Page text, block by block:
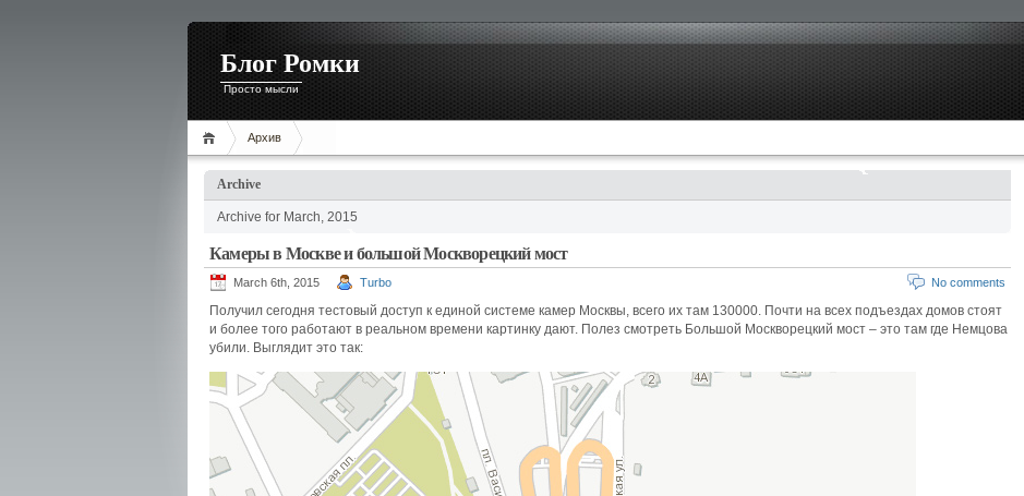
Блог Ромки
Просто мысли
Архив
Archive
Archive for March, 2015
Камеры в Москве и большой Москворецкий мост
March 6th, 2015 Turbo No comments
Получил сегодня тестовый доступ к единой системе камер Москвы, всего их там 130000. Почти на всех подъездах домов стоят
и более того работают в реальном времени картинку дают. Полез смотреть Большой Москворецкий мост – это там где Немцова
убили. Выглядит это так: